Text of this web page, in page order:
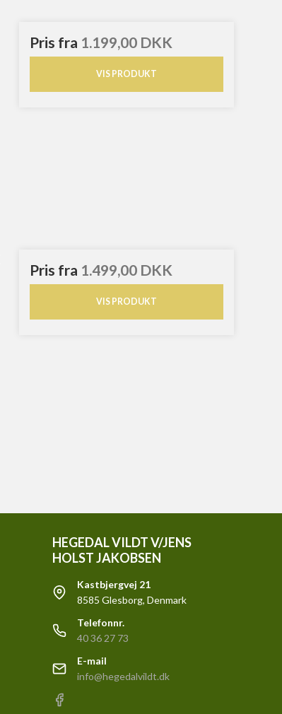
Pris fra 1.199,00 DKK
VIS PRODUKT
Pris fra 1.499,00 DKK
VIS PRODUKT
HEGEDAL VILDT V/JENS
HOLST JAKOBSEN
Kastbjergvej 21
8585 Glesborg, Denmark
Telefonnr.
40 36 27 73
E-mail
info@hegedalvildt.dk